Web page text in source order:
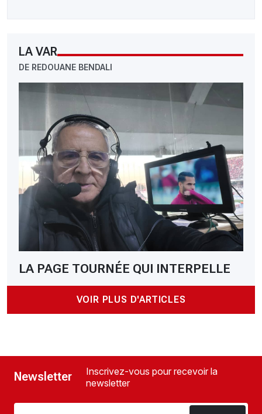
LA VAR
DE REDOUANE BENDALI
LA PAGE TOURNÉE QUI INTERPELLE
VOIR PLUS D'ARTICLES
Newsletter
Inscrivez-vous pour recevoir la
newsletter